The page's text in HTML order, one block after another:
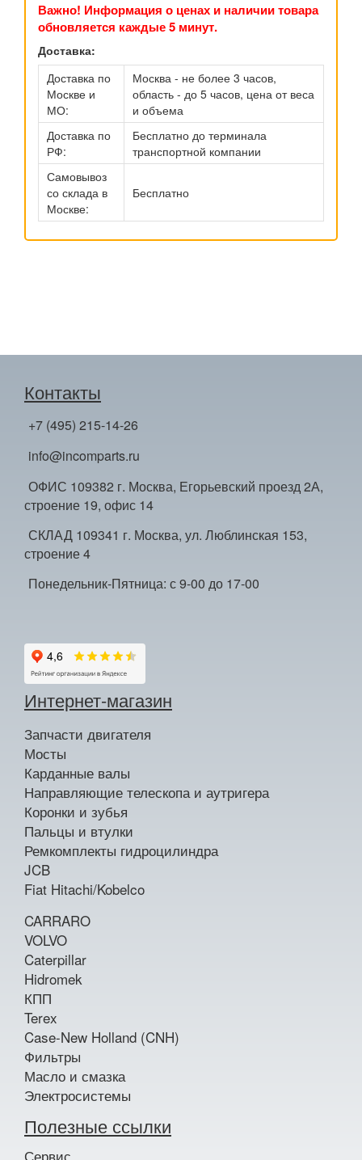
Важно! Информация о ценах и наличии товара
обновляется каждые 5 минут.
Доставка:
Доставка по
Москве и
МО:
Москва - не более 3 часов,
область - до 5 часов, цена от веса
и объема
Доставка по
РФ:
Бесплатно до терминала
транспортной компании
Самовывоз
со склада в
Москве:
Бесплатно
Контакты
+7 (495) 215-14-26
info@incomparts.ru
ОФИС 109382 г. Москва, Егорьевский проезд 2А,
строение 19, офис 14
СКЛАД 109341 г. Москва, ул. Люблинская 153,
строение 4
Понедельник-Пятница: с 9-00 до 17-00
Интернет-магазин
Запчасти двигателя
Мосты
Карданные валы
Направляющие телескопа и аутригера
Коронки и зубья
Пальцы и втулки
Ремкомплекты гидроцилиндра
JCB
Fiat Hitachi/Kobelco
CARRARO
VOLVO
Caterpillar
Hidromek
КПП
Terex
Case-New Holland (CNH)
Фильтры
Масло и смазка
Электросистемы
Полезные ссылки
Сервис